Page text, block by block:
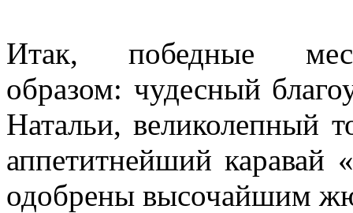
Итак, победные
образом: чудесный
Натальи, великолепный
аппетитнейший
одобрены высочайшим